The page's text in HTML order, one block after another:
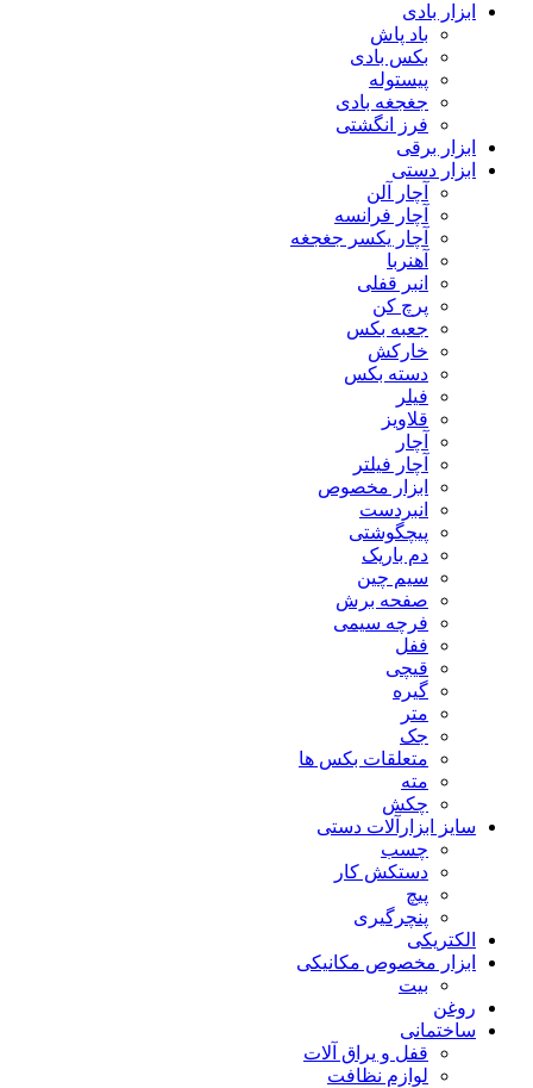
ابزار بادی
باد پاش
بکس بادی
پیستوله
جغجغه بادی
فرز انگشتی
ابزار برقی
ابزار دستی
آچار آلن
آچار فرانسه
آچار یکسر جغجغه
آهنربا
انبر قفلی
پرچ کن
جعبه بکس
خارکش
دسته بکس
فیلر
قلاویز
آچار
آچار فیلتر
ابزار مخصوص
انبردست
پیچگوشتی
دم باریک
سیم چین
صفحه برش
فرچه سیمی
ففل
قیچی
گیره
متر
جک
متعلقات بکس ها
مته
چکش
سایز ابزارآلات دستی
چسب
دستکش کار
پیچ
پنچرگیری
الکتریکی
ابزار مخصوص مکانیکی
بیت
روغن
ساختمانی
قفل و یراق آلات
لوازم نظافت